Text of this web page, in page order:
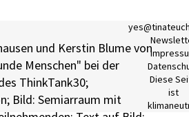
Diese
ist